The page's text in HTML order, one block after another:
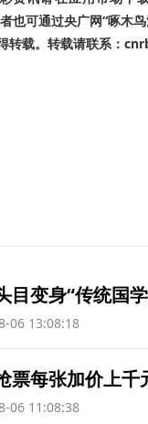
也可通过央广网“啄木
转载。转载请联系：
目变身“传统国
06 13:08:18
票每张加价上千
06 11:08:38